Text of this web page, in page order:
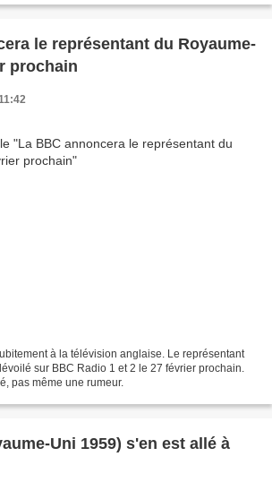
le représentant du Royaume-
prochain
à la télévision anglaise. Le représentant
sur BBC Radio 1 et 2 le 27 février prochain.
pas même une rumeur.
Uni 1959) s'en est allé à